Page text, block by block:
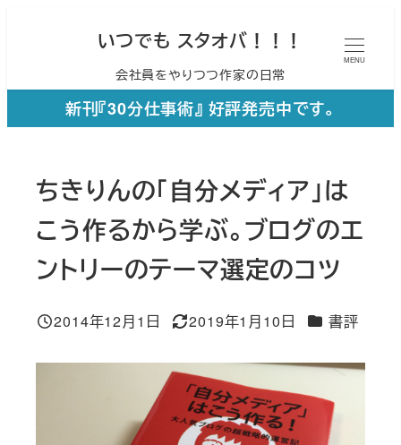
ン
いつでも スタオバ！！！
会社員をやりつつ作家の日常
MENU
新刊『30分仕事術』 好評発売中です。
ちきりんの「自分メディア」は
こう作るから学ぶ。ブログのエ
ントリーのテーマ選定のコツ
投稿日
2014年12月1日
更新日
2019年1月10日 カテゴリー
書評